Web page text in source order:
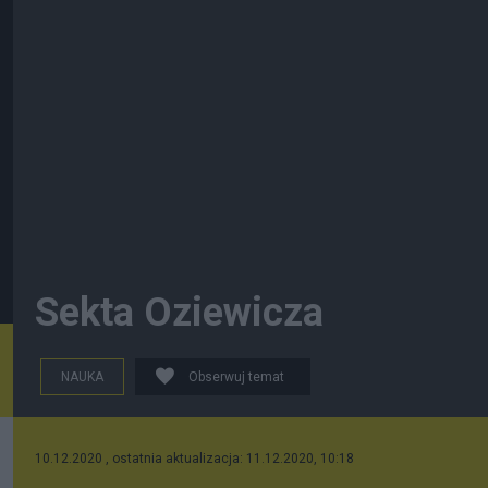
Sekta Oziewicza
NAUKA Obserwuj temat
10.12.2020 , ostatnia aktualizacja: 11.12.2020, 10:18